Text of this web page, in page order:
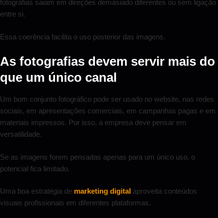
fotografias saiam em direções demasiado diferentes ou sem ligação
entre si.
Essa coerência facilita o uso posterior das imagens.
As fotografias devem servir mais do
que um único canal
Um bom conjunto fotográfico pode ser usado no website, nas redes
sociais, em apresentações comerciais, em campanhas pagas e em
materiais impressos. Por isso, a empresa deve pensar em
versatilidade.
Se as imagens forem pensadas apenas para um único uso, o
potencial fica limitado.
Uma boa estratégia de marketing digital aproveita conteúdos
visuais profissionais em diferentes plataformas.